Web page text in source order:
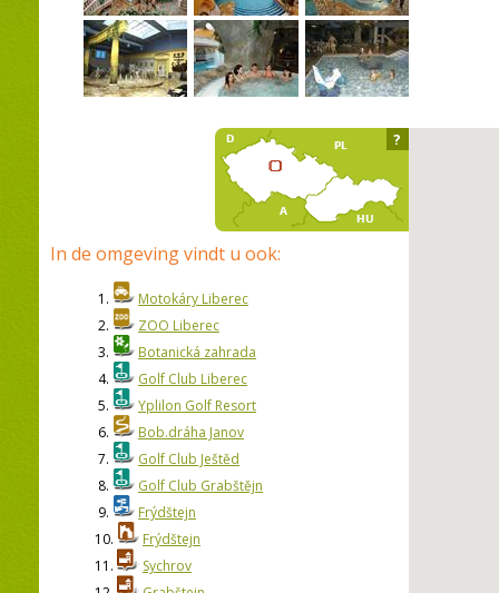
In de omgeving vindt u ook:
1.
Motokáry Liberec
2.
ZOO Liberec
3.
Botanická zahrada
4.
Golf Club Liberec
5.
Yplilon Golf Resort
6.
Bob.dráha Janov
7.
Golf Club Ještěd
8.
Golf Club Grabštějn
9.
Frýdštejn
10.
Frýdštejn
11.
Sychrov
?